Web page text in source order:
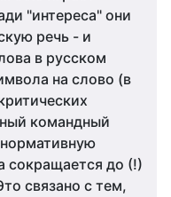
"интереса" они
речь - и
в русском
на слово (в
командный
сокращается до (!)
связано с тем,